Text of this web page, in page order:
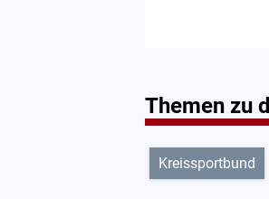
Themen zu
Kreissportbund